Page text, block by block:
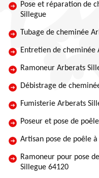
Pose et réparation de
Sillegue
Tubage de cheminée
Entretien de cheminée
Ramoneur Arberats
Débistrage de
Fumisterie Arberats
Poseur et pose de
Artisan pose de poêle
Ramoneur pour pose
Sillegue 64120